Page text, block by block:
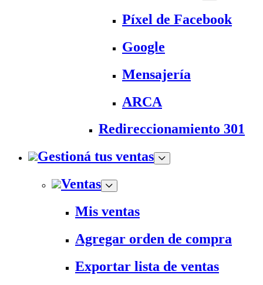
Píxel de Facebook
Google
Mensajería
ARCA
Redireccionamiento 301
Gestioná tus ventas
Ventas
Mis ventas
Agregar orden de compra
Exportar lista de ventas